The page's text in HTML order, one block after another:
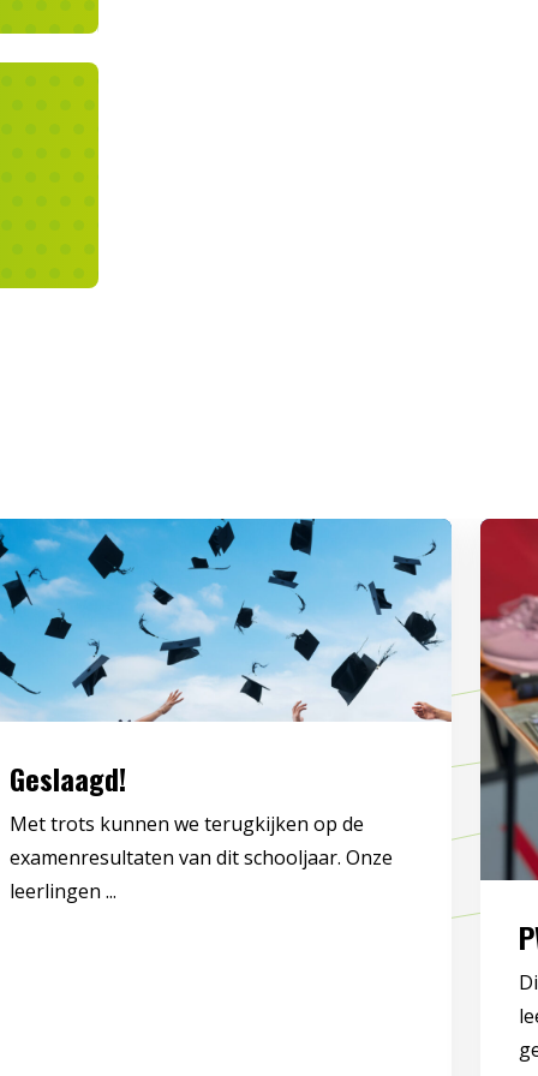
Geslaagd!
Met trots kunnen we terugkijken op de
examenresultaten van dit schooljaar. Onze
leerlingen ...